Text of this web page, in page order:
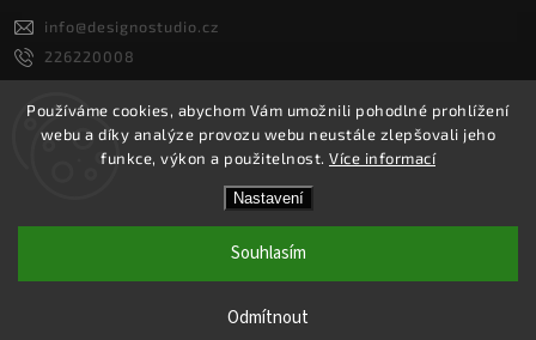
Používáme cookies, abychom Vám umožnili pohodlné prohlížení
webu a díky analýze provozu webu neustále zlepšovali jeho
funkce, výkon a použitelnost. Více informací
Nastavení
Odmítnout
Souhlasím
info@designostudio.cz
226220008
605334326, 732232010
Designoshop
designoshop
Designoshop. Všechna práva vyhrazena.